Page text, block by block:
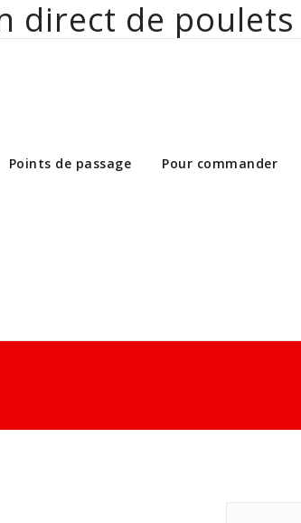
direct de
bio aux particuliers et
Points de passage Pour commander